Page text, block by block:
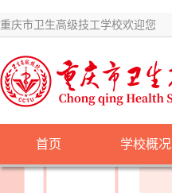
重庆市卫生高级技工学校欢迎您
首页 学校概况